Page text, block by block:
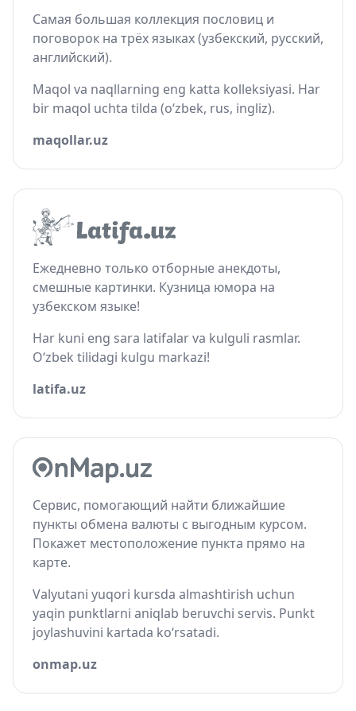
Самая большая коллекция пословиц и
поговорок на трёх языках (узбекский, русский,
английский).
Maqol va naqllarning eng katta kolleksiyasi. Har
bir maqol uchta tilda (o‘zbek, rus, ingliz).
maqollar.uz
Ежедневно только отборные анекдоты,
смешные картинки. Кузница юмора на
узбекском языке!
Har kuni eng sara latifalar va kulguli rasmlar.
O‘zbek tilidagi kulgu markazi!
latifa.uz
Сервис, помогающий найти ближайшие
пункты обмена валюты с выгодным курсом.
Покажет местоположение пункта прямо на
карте.
Valyutani yuqori kursda almashtirish uchun
yaqin punktlarni aniqlab beruvchi servis. Punkt
joylashuvini kartada ko‘rsatadi.
onmap.uz